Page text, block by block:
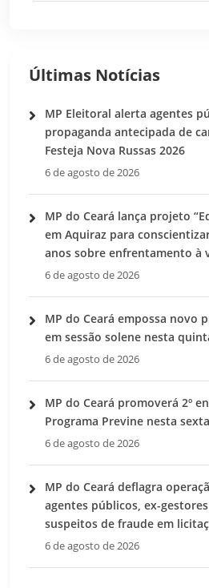
Últimas Notícias
MP Eleitoral alerta agentes
propaganda antecipada de
Festeja Nova Russas 2026
6 de agosto de 2026
MP do Ceará lança projeto
em Aquiraz para
anos sobre enfrentamento à
6 de agosto de 2026
MP do Ceará empossa novo
em sessão solene nesta
6 de agosto de 2026
MP do Ceará promoverá 2º
Programa Previne nesta
6 de agosto de 2026
MP do Ceará deflagra
agentes públicos, ex-
suspeitos de fraude em
6 de agosto de 2026